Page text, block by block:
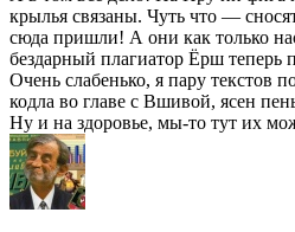
крылья связаны. Чуть что —
сюда пришли! А они как только
бездарный плагиатор Ёрш теперь
Очень слабенько, я пару текстов
кодла во главе с Вшивой, ясен
Ну и на здоровье, мы-то тут их